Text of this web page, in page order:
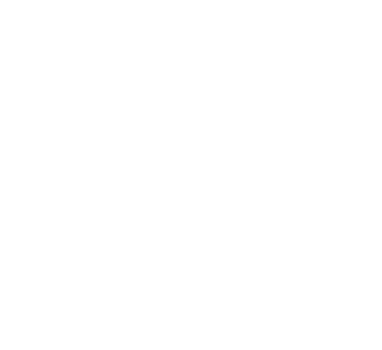
休診
なります。 ご理解の程、宜しくお願い申し上げます。